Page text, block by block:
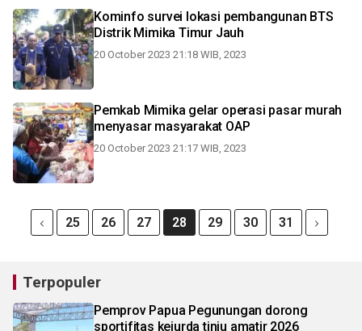
Kominfo survei lokasi pembangunan BTS
Distrik Mimika Timur Jauh
20 October 2023 21:18 WIB, 2023
Pemkab Mimika gelar operasi pasar murah
menyasar masyarakat OAP
20 October 2023 21:17 WIB, 2023
25 26 27 28 29 30 31
Terpopuler
Pemprov Papua Pegunungan dorong
sportifitas kejurda tinju amatir 2026